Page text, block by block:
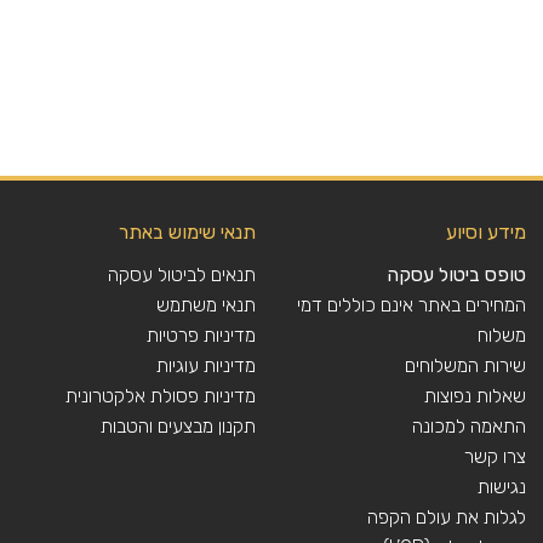
מידע וסיוע
טופס ביטול עסקה
המחירים באתר אינם כוללים דמי
משלוח
שירות המשלוחים
שאלות נפוצות
התאמה למכונה
צרו קשר
נגישות
לגלות את עולם הקפה
תנאי שימוש באתר
תנאים לביטול עסקה
תנאי משתמש
מדיניות פרטיות
מדיניות עוגיות
מדיניות פסולת אלקטרונית
תקנון מבצעים והטבות